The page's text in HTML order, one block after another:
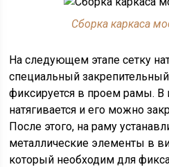
Сборка каркаса
На следующем этапе сетку
специальный
фиксируется в проем рамы. В
натягивается и его можно
После этого, на раму
металлические элементы в
который необходим для